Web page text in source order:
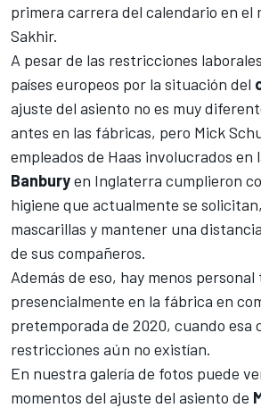
primera carrera del calendario en el
Sakhir.
A pesar de las restricciones
países europeos por la situación del
ajuste del asiento no es muy
antes en las fábricas, pero Mick
empleados de Haas involucrados en
Banburyen Inglaterra cumplieron
higiene que actualmente se
mascarillas y mantener una
de sus compañeros.
Además de eso, hay menos
presencialmente en la fábrica en
pretemporada de 2020, cuando esa
restricciones aún no existían.
En nuestra galería de fotos puede
momentos del ajuste del asiento de